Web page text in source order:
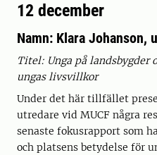
12 december
Namn: Klara Johanson,
Titel: Unga på landsbygder
ungas livsvillkor
Under det här tillfället
utredare vid MUCF några
senaste fokusrapport som
och platsens betydelse för